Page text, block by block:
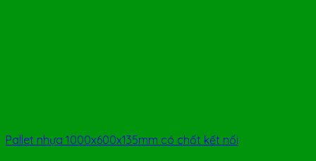
Pallet nhựa 1000x600x135mm có chốt kết nối